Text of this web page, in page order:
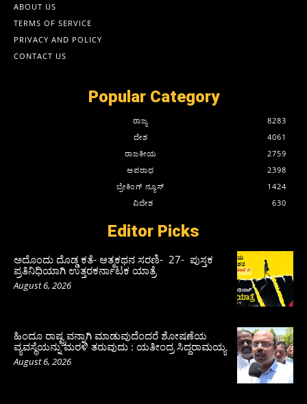
ABOUT US
TERMS OF SERVICE
PRIVACY AND POLICY
CONTACT US
Popular Category
ರಾಜ್ಯ
8283
ದೇಶ
4061
ರಾಜಕೀಯ
2759
ಅಪರಾಧ
2398
ಬ್ರೇಕಿಂಗ್ ನ್ಯೂಸ್
1424
ವಿದೇಶ
630
Editor Picks
ಅದೊಂದು ದೊಡ್ಡ ಕತೆ- ಆತ್ಮಕಥನ ಸರಣಿ- 27- ಪುಸ್ತಕ
ಪ್ರತಿನಿಧಿಯಾಗಿ ಉತ್ತರಕರ್ನಾಟಕ ಯಾತ್ರೆ
August 6, 2026
ಹಿಂದೂ ರಾಷ್ಟ್ರವನ್ನಾಗಿ ಮಾಡುವುದೆಂದರೆ ಶೋಷಣೆಯ
ವ್ಯವಸ್ಥೆಯನ್ನು ಮರಳಿ ತರುವುದು : ಯತೀಂದ್ರ ಸಿದ್ದರಾಮಯ್ಯ
August 6, 2026